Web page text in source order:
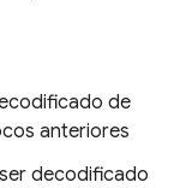
de
anteriores
decodificado